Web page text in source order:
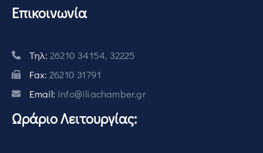
Επικοινωνία
Τηλ: 26210 34154, 32225
Fax: 26210 31791
Email: info@iliachamber.gr
Ωράριο Λειτουργίας: